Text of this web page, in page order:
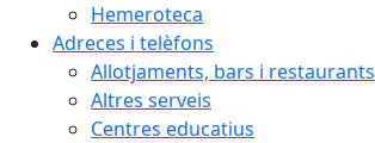
Hemeroteca
Adreces i telèfons
Allotjaments, bars i restaurants
Altres serveis
Centres educatius